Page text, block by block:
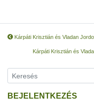
Kárpáti Krisztián és Vladan
Kárpáti Krisztián és
BEJELENTKEZÉS